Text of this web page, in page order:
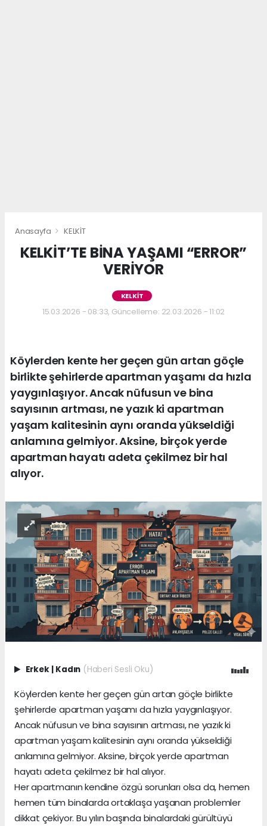
Anasayfa KELKİT
KELKİT’TE BİNA YAŞAMI “ERROR”
VERİYOR
KELKİT
15.03.2026 - 08:33, Güncelleme: 22.03.2026 - 11:02
Köylerden kente her geçen gün artan göçle
birlikte şehirlerde apartman yaşamı da hızla
yaygınlaşıyor. Ancak nüfusun ve bina
sayısının artması, ne yazık ki apartman
yaşam kalitesinin aynı oranda yükseldiği
anlamına gelmiyor. Aksine, birçok yerde
apartman hayatı adeta çekilmez bir hal
alıyor.
Erkek | Kadın (Haberi Sesli Oku)
Köylerden kente her geçen gün artan göçle birlikte
şehirlerde apartman yaşamı da hızla yaygınlaşıyor.
Ancak nüfusun ve bina sayısının artması, ne yazık ki
apartman yaşam kalitesinin aynı oranda yükseldiği
anlamına gelmiyor. Aksine, birçok yerde apartman
hayatı adeta çekilmez bir hal alıyor.
Her apartmanın kendine özgü sorunları olsa da, hemen
hemen tüm binalarda ortaklaşa yaşanan problemler
dikkat çekiyor. Bu yılın başında binalardaki gürültüyü